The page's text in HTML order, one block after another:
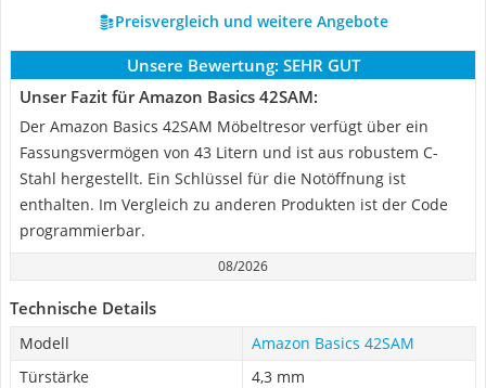
Preisvergleich und weitere Angebote
Unsere Bewertung: SEHR GUT
Unser Fazit für Amazon Basics 42SAM:
Der Amazon Basics 42SAM Möbeltresor verfügt über ein
Fassungsvermögen von 43 Litern und ist aus robustem C-
Stahl hergestellt. Ein Schlüssel für die Notöffnung ist
enthalten. Im Vergleich zu anderen Produkten ist der Code
programmierbar.
08/2026
Technische Details
Modell
Amazon Basics 42SAM
Türstärke
4,3 mm